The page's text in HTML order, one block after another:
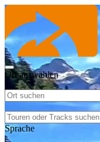
Ort auswählen
Sprache